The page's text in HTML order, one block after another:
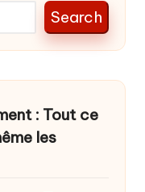
Search
: Tout ce
les